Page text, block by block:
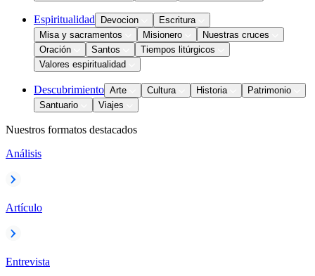
Espiritualidad Devocion
Escritura
Misa y sacramentos
Misionero
Nuestras cruces
Oración
Santos
Tiempos litúrgicos
Valores espiritualidad
Descubrimiento Arte Cultura Historia
Patrimonio
Santuario
Viajes
Nuestros formatos destacados
Análisis
Artículo
Entrevista